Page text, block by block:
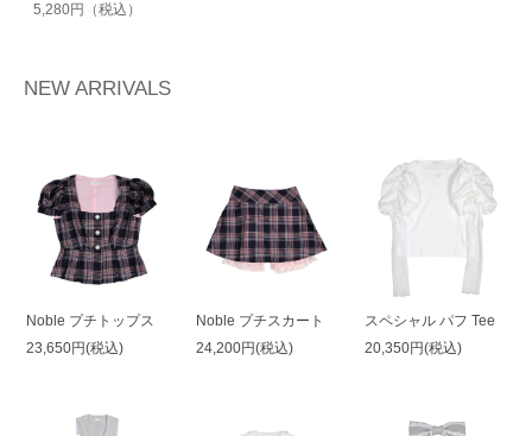
5,280円（税込）
NEW ARRIVALS
Noble プチトップス
23,650円(税込)
Noble プチスカート
24,200円(税込)
スペシャル パフ Tee
20,350円(税込)